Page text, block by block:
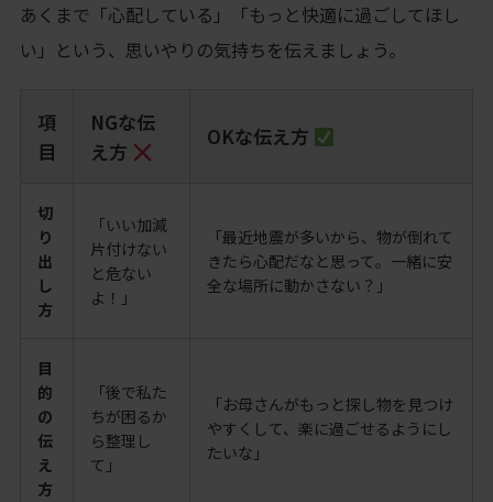
あくまで「心配している」「もっと快適に過ごしてほし
い」という、思いやりの気持ちを伝えましょう。
項
目
NGな伝
え方
OKな伝え方
切
り
出
し
方
「いい加減
片付けない
と危ない
よ！」
「最近地震が多いから、物が倒れて
きたら心配だなと思って。一緒に安
全な場所に動かさない？」
目
的
の
伝
え
方
「後で私た
ちが困るか
ら整理し
て」
「お母さんがもっと探し物を見つけ
やすくして、楽に過ごせるようにし
たいな」